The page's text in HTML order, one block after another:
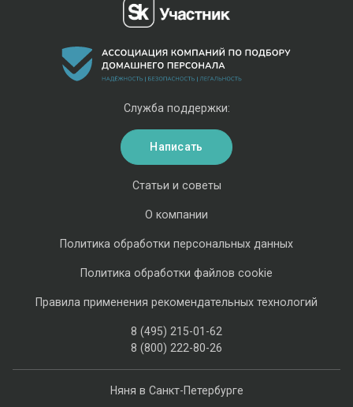
Няня в Санкт-Петербурге
Статьи и советы
О компании
Политика обработки персональных данных
Политика обработки файлов cookie
Правила применения рекомендательных технологий
8 (495) 215-01-62
8 (800) 222-80-26
Служба поддержки:
Написать